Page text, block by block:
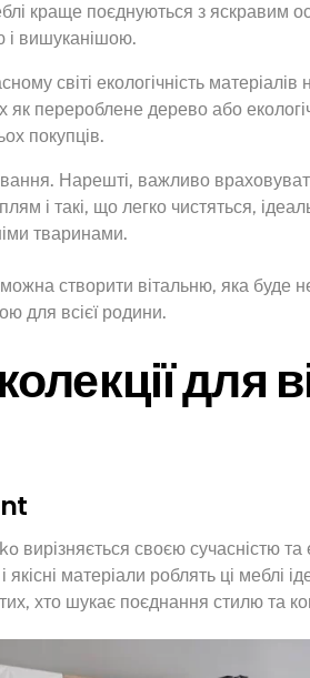
краще поєднуються з яскравим
і вишуканішою.
світі екологічність
як перероблене дерево або
покупців.
Нарешті, важливо
і такі, що легко чистяться,
тваринами.
створити вітальню, яка буде
для всієї родини.
для
вирізняється своєю сучасністю та
якісні матеріали роблять ці
хто шукає поєднання стилю та